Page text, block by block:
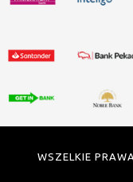
WSZELKIE